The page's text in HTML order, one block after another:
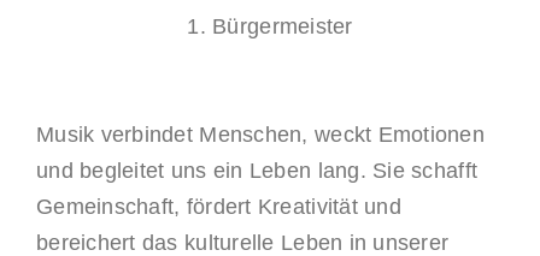
1. Bürgermeister
Musik verbindet Menschen, weckt Emotionen
und begleitet uns ein Leben lang. Sie schafft
Gemeinschaft, fördert Kreativität und
bereichert das kulturelle Leben in unserer